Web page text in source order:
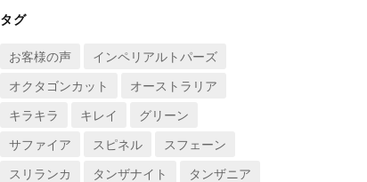
ブ
タグ
お客様の声
インペリアルトパーズ
オクタゴンカット
オーストラリア
キラキラ
キレイ
グリーン
サファイア
スピネル
スフェーン
スリランカ
タンザナイト タンザニア